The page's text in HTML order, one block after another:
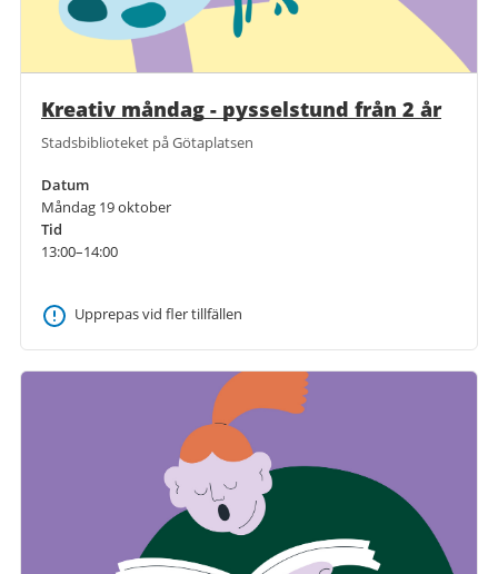
Kreativ måndag - pysselstund från 2 år
Stadsbiblioteket på Götaplatsen
Datum
Måndag 19 oktober
Tid
13:00–14:00
Upprepas vid fler tillfällen